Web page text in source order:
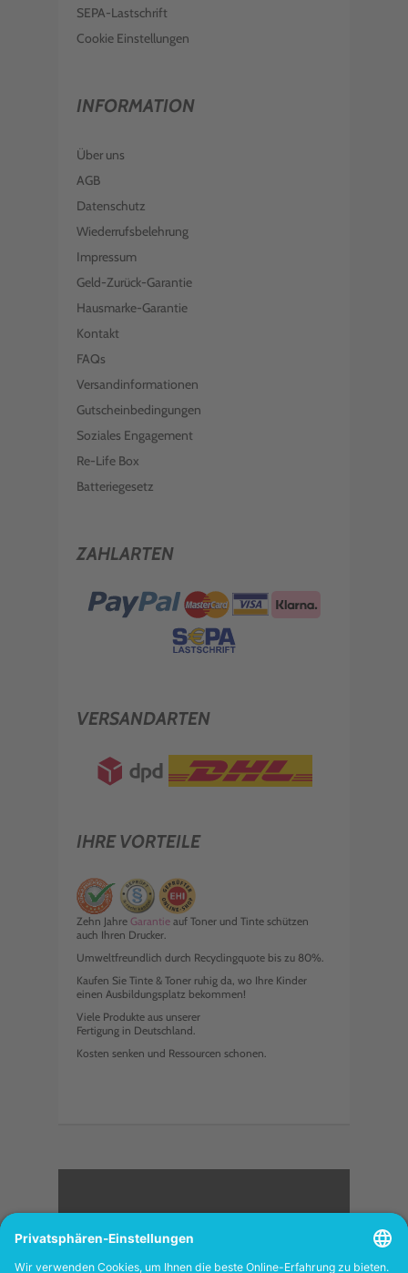
SEPA-Lastschrift
Cookie Einstellungen
INFORMATION
Über uns
AGB
Datenschutz
Wiederrufsbelehrung
Impressum
Geld-Zurück-Garantie
Hausmarke-Garantie
Kontakt
FAQs
Versandinformationen
Gutscheinbedingungen
Soziales Engagement
Re-Life Box
Batteriegesetz
ZAHLARTEN
VERSANDARTEN
IHRE VORTEILE
Zehn Jahre Garantie auf Toner und Tinte schützen
auch Ihren Drucker.
Umweltfreundlich durch Recyclingquote bis zu 80%.
Kaufen Sie Tinte & Toner ruhig da, wo Ihre Kinder
einen Ausbildungsplatz bekommen!
Viele Produkte aus unserer
Fertigung in Deutschland.
Kosten senken und Ressourcen schonen.
<